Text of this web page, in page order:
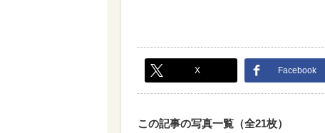
X Facebook
この記事の写真一覧（全21枚）